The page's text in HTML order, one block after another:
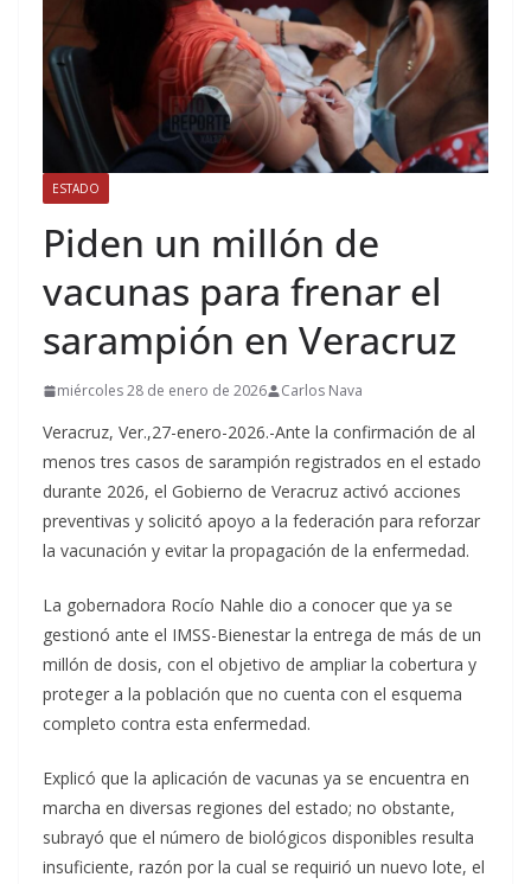
ESTADO
Piden un millón de
vacunas para frenar el
sarampión en Veracruz
miércoles 28 de enero de 2026 Carlos Nava
Veracruz, Ver.,27-enero-2026.-Ante la confirmación de al
menos tres casos de sarampión registrados en el estado
durante 2026, el Gobierno de Veracruz activó acciones
preventivas y solicitó apoyo a la federación para reforzar
la vacunación y evitar la propagación de la enfermedad.
La gobernadora Rocío Nahle dio a conocer que ya se
gestionó ante el IMSS-Bienestar la entrega de más de un
millón de dosis, con el objetivo de ampliar la cobertura y
proteger a la población que no cuenta con el esquema
completo contra esta enfermedad.
Explicó que la aplicación de vacunas ya se encuentra en
marcha en diversas regiones del estado; no obstante,
subrayó que el número de biológicos disponibles resulta
insuficiente, razón por la cual se requirió un nuevo lote, el